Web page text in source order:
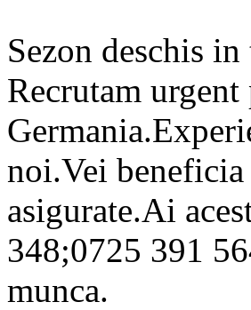
Sezon deschis
Recrutam
noi.Vei beneficia
asigurate.Ai
348;0725 391
munca.